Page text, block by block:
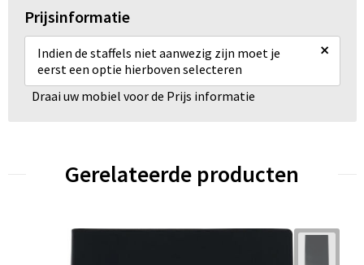
Prijsinformatie
Indien de staffels niet aanwezig zijn moet je
eerst een optie hierboven selecteren
×
Draai uw mobiel voor de Prijs informatie
Gerelateerde producten